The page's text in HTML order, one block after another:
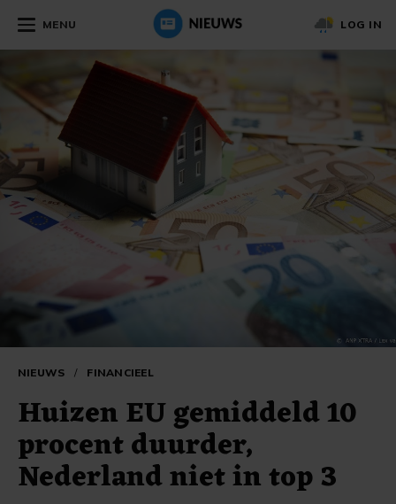
MENU LOG IN
NIEUWS / FINANCIEEL
Huizen EU gemiddeld 10
procent duurder,
Nederland niet in top 3